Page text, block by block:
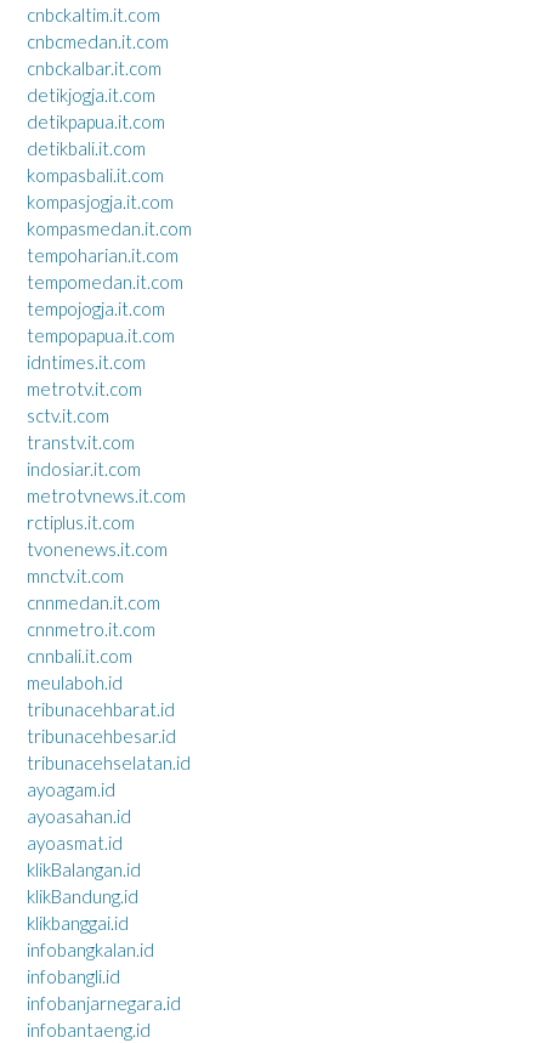
cnbckaltim.it.com
cnbcmedan.it.com
cnbckalbar.it.com
detikjogja.it.com
detikpapua.it.com
detikbali.it.com
kompasbali.it.com
kompasjogja.it.com
kompasmedan.it.com
tempoharian.it.com
tempomedan.it.com
tempojogja.it.com
tempopapua.it.com
idntimes.it.com
metrotv.it.com
sctv.it.com
transtv.it.com
indosiar.it.com
metrotvnews.it.com
rctiplus.it.com
tvonenews.it.com
mnctv.it.com
cnnmedan.it.com
cnnmetro.it.com
cnnbali.it.com
meulaboh.id
tribunacehbarat.id
tribunacehbesar.id
tribunacehselatan.id
ayoagam.id
ayoasahan.id
ayoasmat.id
klikBalangan.id
klikBandung.id
klikbanggai.id
infobangkalan.id
infobangli.id
infobanjarnegara.id
infobantaeng.id